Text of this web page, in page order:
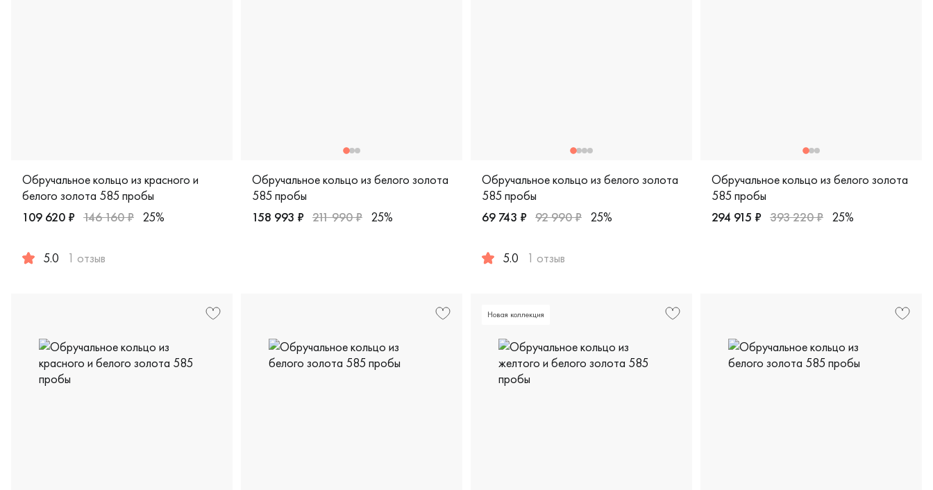
Обручальное кольцо из красного и
белого золота 585 пробы
109 620 ₽ 146 160 ₽ 25%
5.0 1 отзыв
Обручальное кольцо из белого золота
585 пробы
Мужские, парные, белое золото 585 пробы, дизайнерская, vgok-0139-15-20-20м
158 993 ₽ 211 990 ₽ 25%
Обручальное кольцо из белого золота
585 пробы
69 743 ₽ 92 990 ₽ 25%
5.0 1 отзыв
Обручальное кольцо из белого золота
585 пробы
294 915 ₽ 393 220 ₽ 25%
Новая коллекция